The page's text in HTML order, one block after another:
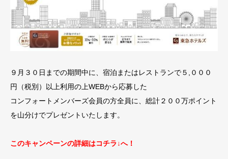
９月３０日までの期間中に、宿泊またはレストランで５,０００
円（税別）以上利用の上WEBから応募した
コンフォートメンバーズ会員の方全員に、総計２００万ポイント
を山分けでプレゼントいたします。
このキャンペーンの詳細はコチラ↓へ！